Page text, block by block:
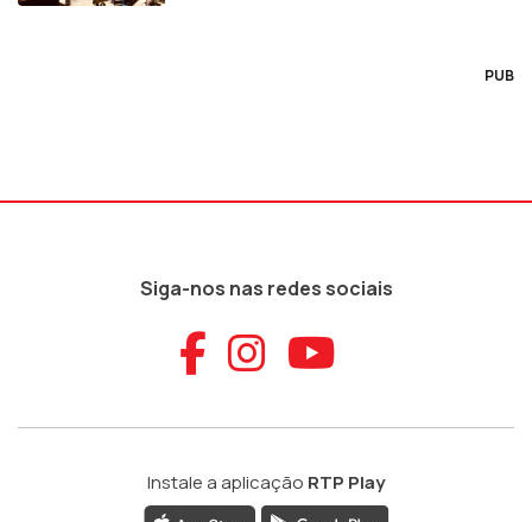
PUB
Siga-nos nas redes sociais
Aceder ao
Aceder ao
Aceder
Instale a aplicação RTP Play